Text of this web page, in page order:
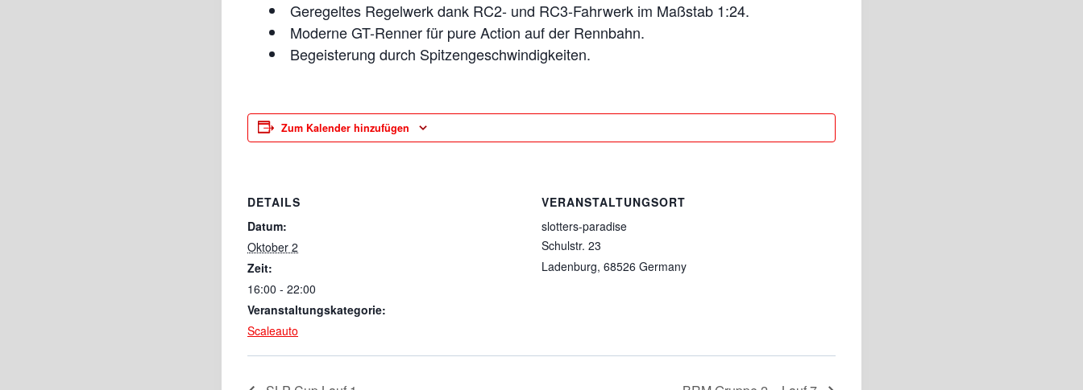
Geregeltes Regelwerk dank RC2- und RC3-Fahrwerk im Maßstab 1:24.
Moderne GT-Renner für pure Action auf der Rennbahn.
Begeisterung durch Spitzengeschwindigkeiten.
Zum Kalender hinzufügen
DETAILS
Datum:
Oktober 2
Zeit:
16:00 - 22:00
Veranstaltungskategorie:
Scaleauto
VERANSTALTUNGSORT
slotters-paradise
Schulstr. 23
Ladenburg, 68526 Germany